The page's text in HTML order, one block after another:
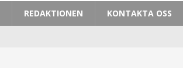
REDAKTIONEN KONTAKTA OSS